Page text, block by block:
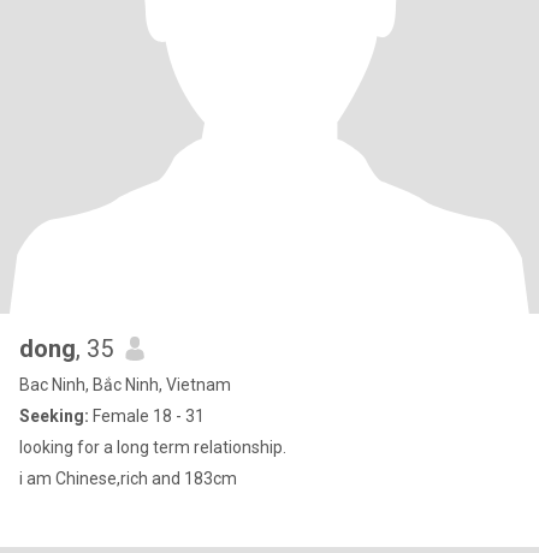
dong, 35
Bac Ninh, Bắc Ninh, Vietnam
Seeking: Female 18 - 31
looking for a long term relationship.
i am Chinese,rich and 183cm